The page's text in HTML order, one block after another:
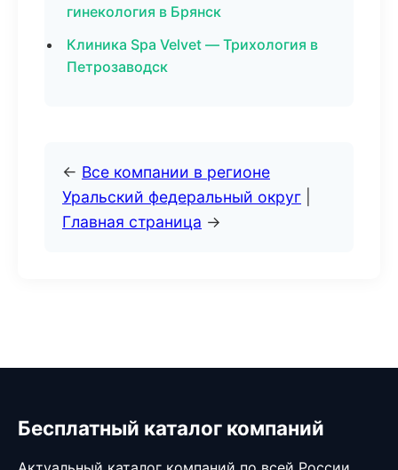
гинекология в Брянск
Клиника Spa Velvet — Трихология в
Петрозаводск
← Все компании в регионе
Уральский федеральный округ
Главная страница →
Бесплатный каталог компаний